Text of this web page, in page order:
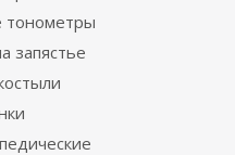
тонометры
запястье